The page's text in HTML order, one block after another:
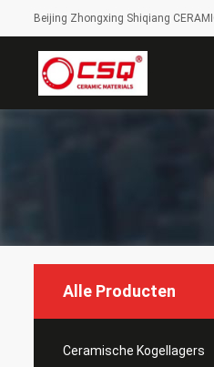
Beijing Zhongxing Shiqiang
Alle Producten
Ceramische Kogellagers